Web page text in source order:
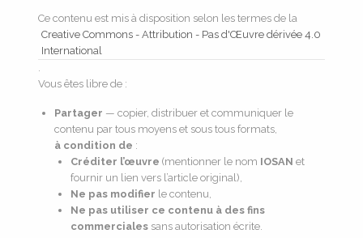
Ce contenu est mis à disposition selon les termes de la
Creative Commons - Attribution - Pas d'Œuvre dérivée 4.0
International
.
Vous êtes libre de :
Partager — copier, distribuer et communiquer le
contenu par tous moyens et sous tous formats,
à condition de :
Créditer l’œuvre (mentionner le nom IOSAN et
fournir un lien vers l’article original),
Ne pas modifier le contenu,
Ne pas utiliser ce contenu à des fins
commerciales sans autorisation écrite.